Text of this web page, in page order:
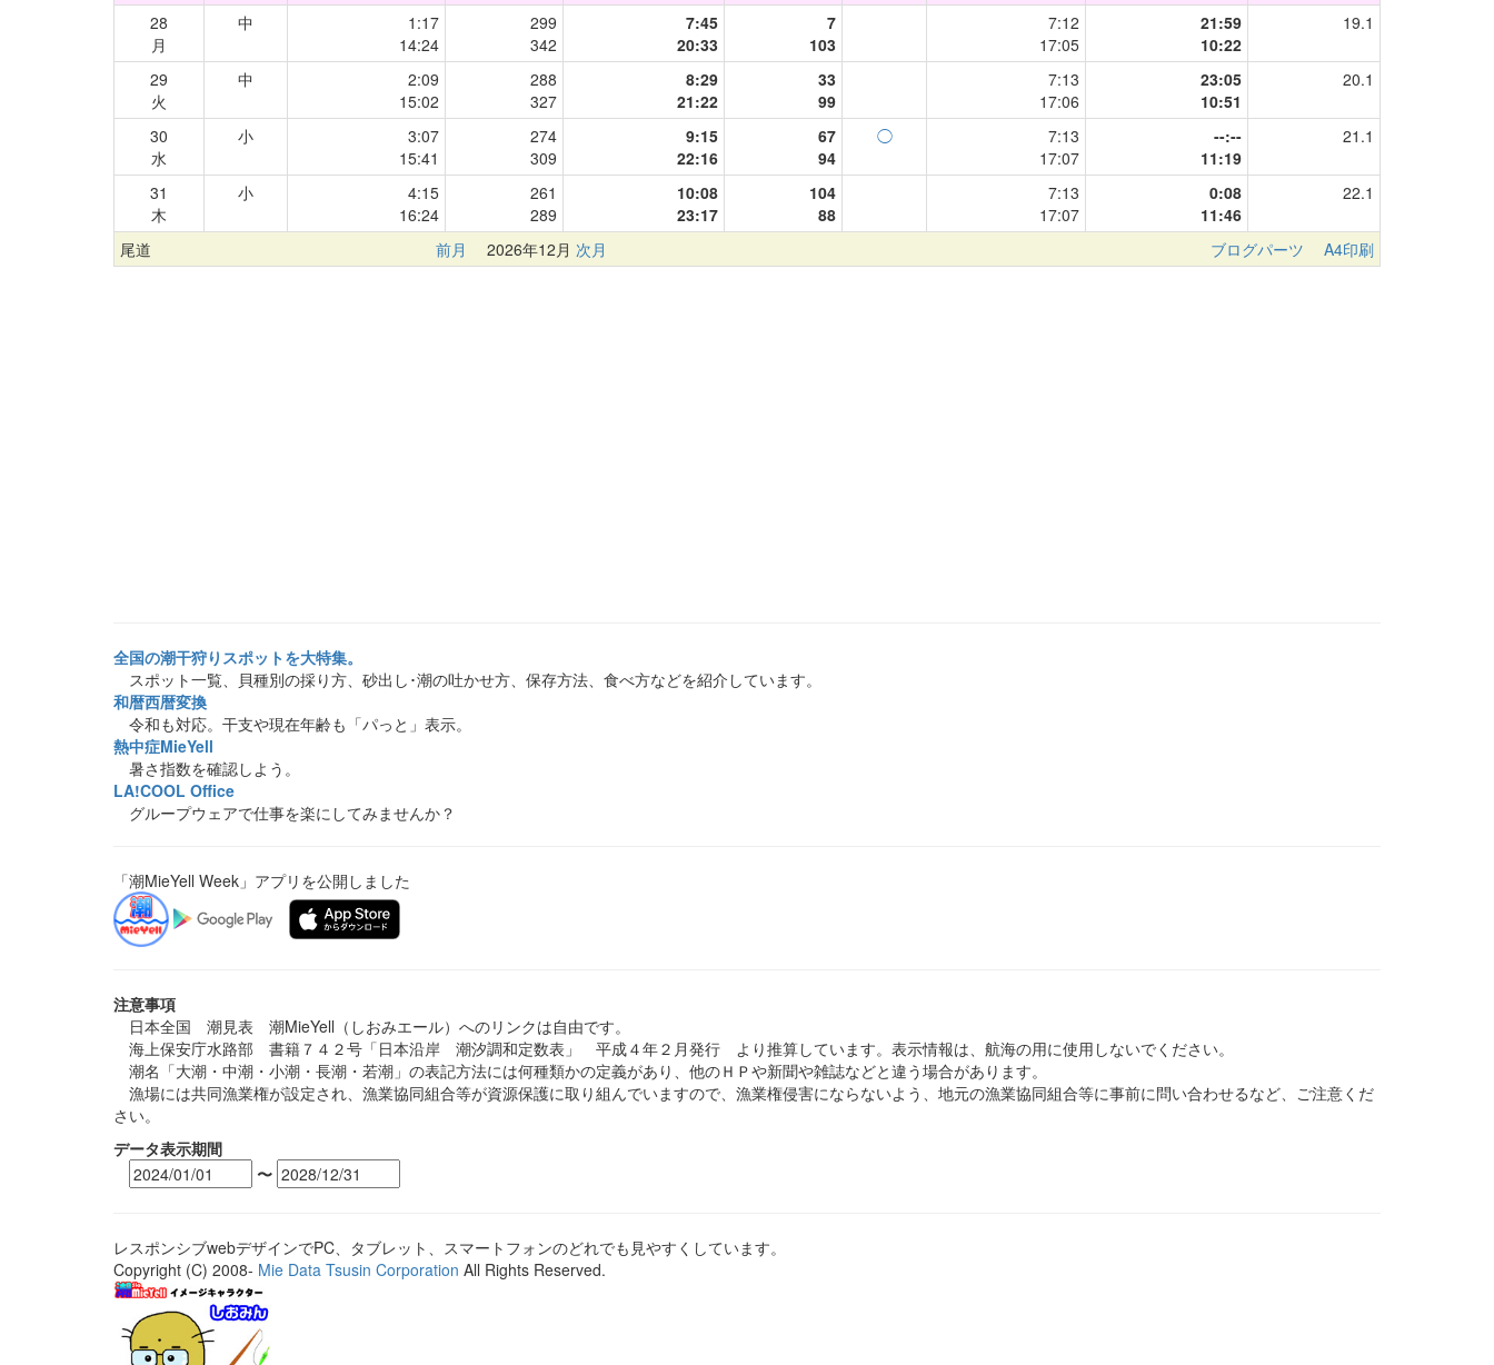
28
月
中
1:17
14:24
299
342
7:45
20:33
7
103
7:12
17:05
21:59
10:22
19.1
29
火
中
2:09
15:02
288
327
8:29
21:22
33
99
7:13
17:06
23:05
10:51
20.1
30
水
小
3:07
15:41
274
309
9:15
22:16
67
94
◯
7:13
17:07
--:--
11:19
21.1
31
木
小
4:15
16:24
261
289
10:08
23:17
104
88
7:13
17:07
0:08
11:46
22.1
尾道 前月 2026年12月 次月 ブログパーツ A4印刷
全国の潮干狩りスポットを大特集。
スポット一覧、貝種別の採り方、砂出し･潮の吐かせ方、保存方法、食べ方などを紹介しています。
和暦西暦変換
令和も対応。干支や現在年齢も「パっと」表示。
熱中症MieYell
暑さ指数を確認しよう。
LA!COOL Office
グループウェアで仕事を楽にしてみませんか？
「潮MieYell Week」アプリを公開しました
注意事項
日本全国 潮見表 潮MieYell（しおみエール）へのリンクは自由です。
海上保安庁水路部 書籍７４２号「日本沿岸 潮汐調和定数表」 平成４年２月発行 より推算しています。表示情報は、航海の用に使用しないでください。
潮名「大潮・中潮・小潮・長潮・若潮」の表記方法には何種類かの定義があり、他のＨＰや新聞や雑誌などと違う場合があります。
漁場には共同漁業権が設定され、漁業協同組合等が資源保護に取り組んでいますので、漁業権侵害にならないよう、地元の漁業協同組合等に事前に問い合わせるなど、ご注意くだ
さい。
データ表示期間
〜
レスポンシブwebデザインでPC、タブレット、スマートフォンのどれでも見やすくしています。
Copyright (C) 2008- Mie Data Tsusin Corporation All Rights Reserved.